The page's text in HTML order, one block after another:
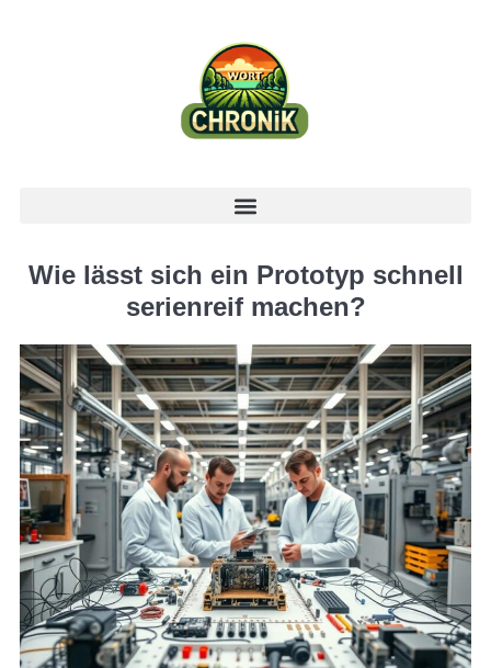
Wie lässt sich ein Prototyp schnell
serienreif machen?